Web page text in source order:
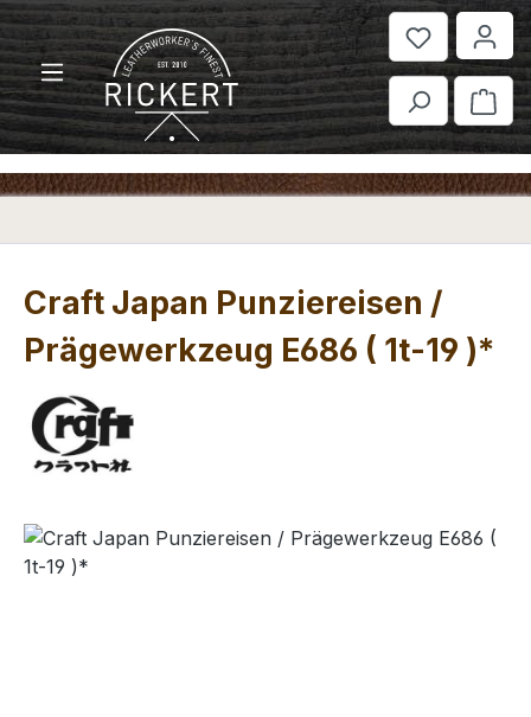
Zum Hauptinhalt springen
Craft Japan Punziereisen /
Prägewerkzeug E686 ( 1t-19 )*
Bildergalerie überspringen